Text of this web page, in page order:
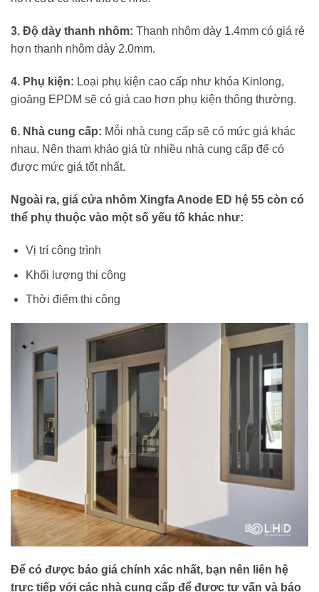
3. Độ dày thanh nhôm: Thanh nhôm dày 1.4mm có giá rẻ
hơn thanh nhôm dày 2.0mm.
4. Phụ kiện: Loại phụ kiện cao cấp như khóa Kinlong,
gioăng EPDM sẽ có giá cao hơn phụ kiện thông thường.
6. Nhà cung cấp: Mỗi nhà cung cấp sẽ có mức giá khác
nhau. Nên tham khảo giá từ nhiều nhà cung cấp để có
được mức giá tốt nhất.
Ngoài ra, giá cửa nhôm Xingfa Anode ED hệ 55 còn có
thể phụ thuộc vào một số yếu tố khác như:
Vị trí công trình
Khối lượng thi công
Thời điểm thi công
Để có được báo giá chính xác nhất, bạn nên liên hệ
trực tiếp với các nhà cung cấp để được tư vấn và báo